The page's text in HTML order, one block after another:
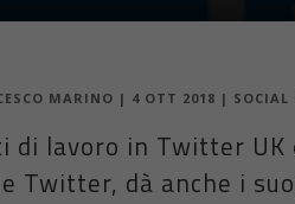
MARINO | 4 OTT 2018 | SOCIAL
di lavoro in Twitter UK
Twitter, dà anche i